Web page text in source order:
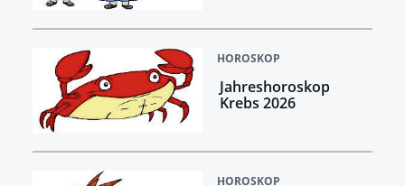
HOROSKOP
Jahreshoroskop
Krebs 2026
HOROSKOP